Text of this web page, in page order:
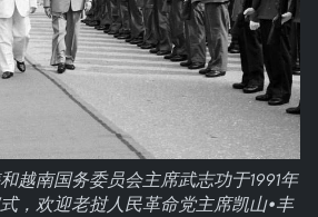
越南国务委员会主席武志功于1991年
，欢迎老挝人民革命党主席凯山•丰